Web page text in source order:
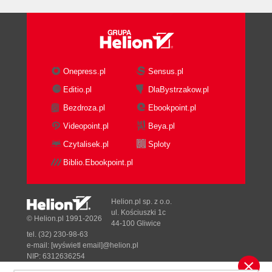
System Requirements
Operating System
Virtual Machine
Hadoop distribution
Resources
Memory
Disk space
HBase Standalone Installation
HBase in a VM
Local Versus VM
Local Mode
Pros
Cons
Virtual Linux Environment
Onepress.pl
Sensus.pl
Editio.pl
DlaBystrzakow.pl
Bezdroza.pl
Ebookpoint.pl
Videopoint.pl
Beya.pl
Czytalisek.pl
Sploty
Biblio.Ebookpoint.pl
© Helion.pl 1991-2026
Helion.pl sp. z o.o.
ul. Kościuszki 1c
44-100 Gliwice
tel. (32) 230-98-63
e-mail: [wyświetl email]@helion.pl
NIP: 6312636254